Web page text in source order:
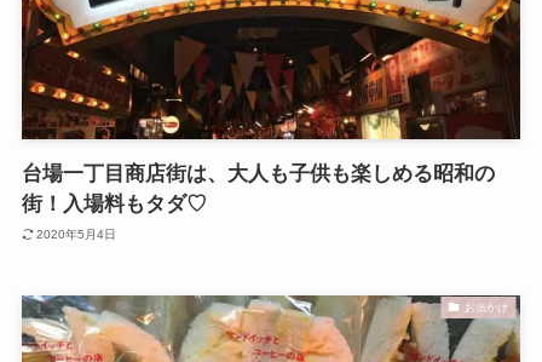
台場一丁目商店街は、大人も子供も楽しめる昭和の
街！入場料もタダ♡
2020年5月4日
お出かけ